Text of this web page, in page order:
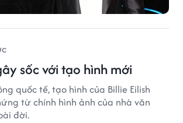
sốc với tạo hình mới
quốc tế, tạo hình của Billie Eilish
từ chính hình ảnh của nhà văn
đời.